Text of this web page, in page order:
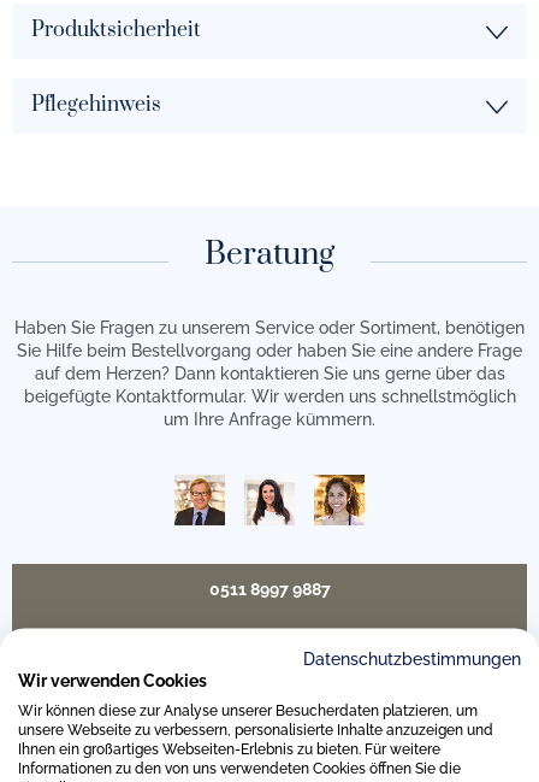
Produktsicherheit
Pflegehinweis
Beratung
Haben Sie Fragen zu unserem Service oder Sortiment, benötigen
Sie Hilfe beim Bestellvorgang oder haben Sie eine andere Frage
auf dem Herzen? Dann kontaktieren Sie uns gerne über das
beigefügte Kontaktformular. Wir werden uns schnellstmöglich
um Ihre Anfrage kümmern.
0511 8997 9887
Unsere Häuser
Datenschutzbestimmungen
Wir verwenden Cookies
Wir können diese zur Analyse unserer Besucherdaten platzieren, um
unsere Webseite zu verbessern, personalisierte Inhalte anzuzeigen und
Ihnen ein großartiges Webseiten-Erlebnis zu bieten. Für weitere
Informationen zu den von uns verwendeten Cookies öffnen Sie die